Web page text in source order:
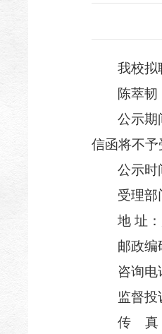
我校拟
陈萃韧
公示期
信函将不予
公示时
受理部
地 址
邮政编
咨询电
监督投
传
真